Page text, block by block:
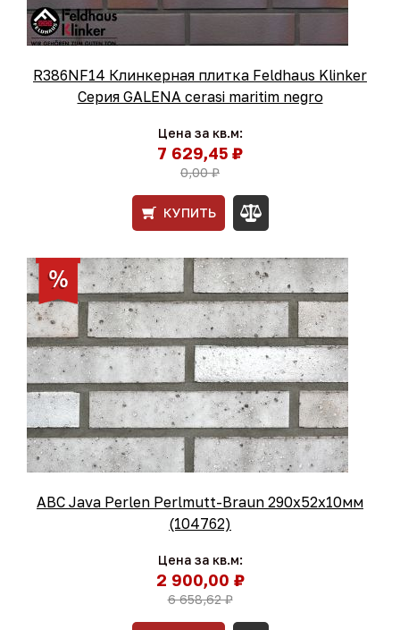
R386NF14 Клинкерная плитка Feldhaus Klinker
Серия GALENA cerasi maritim negro
Цена за кв.м:
7 629,45 ₽
0,00 ₽
КУПИТЬ
ABC Java Perlen Perlmutt-Braun 290x52x10мм
(104762)
Цена за кв.м:
2 900,00 ₽
6 658,62 ₽